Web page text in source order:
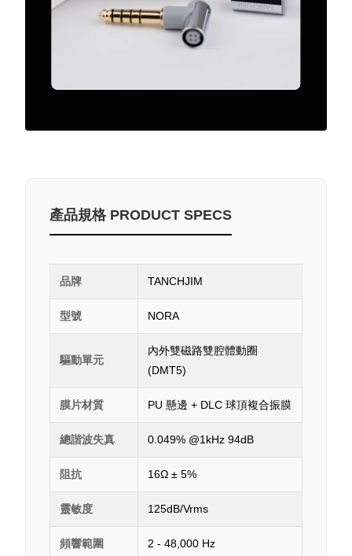
產品規格 PRODUCT SPECS
品牌 TANCHJIM
型號 NORA
驅動單元
內外雙磁路雙腔體動圈
(DMT5)
膜片材質 PU 懸邊 + DLC 球頂複合振膜
總諧波失真 0.049% @1kHz 94dB
阻抗 16Ω ± 5%
靈敏度 125dB/Vrms
頻響範圍 2 - 48,000 Hz